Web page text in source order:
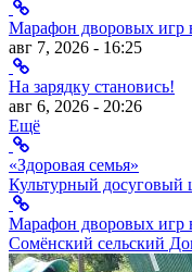
Марафон дворовых игр
авг 7, 2026 - 16:25
На зарядку становись!
авг 6, 2026 - 20:26
Ещё
«Здоровая семья»
Культурный досуговый
Марафон дворовых игр
Сомёнский сельский